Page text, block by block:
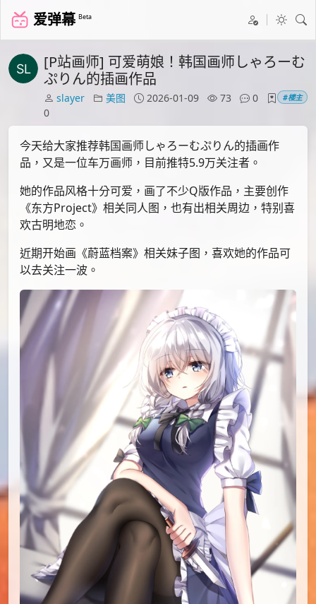
爱弹幕 Beta
[P站画师] 可爱萌娘！韩国画师しゃろーむ
ぷりん的插画作品
slayer 美图 2026-01-09 73
0
0
#楼主
今天给大家推荐韩国画师しゃろーむぷりん的插画作
品，又是一位车万画师，目前推特5.9万关注者。
她的作品风格十分可爱，画了不少Q版作品，主要创作
《东方Project》相关同人图，也有出相关周边，特别喜
欢古明地恋。
近期开始画《蔚蓝档案》相关妹子图，喜欢她的作品可
以去关注一波。